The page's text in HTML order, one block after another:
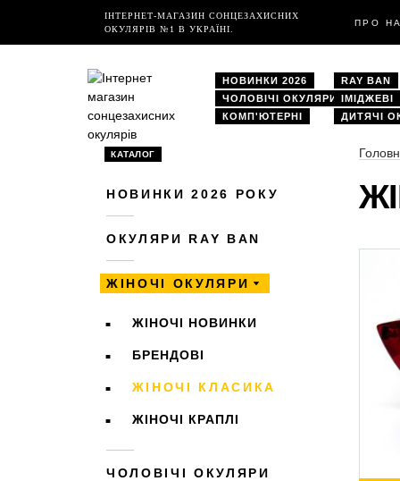
ІНТЕРНЕТ-МАГАЗИН СОНЦЕЗАХИСНИХ
ОКУЛЯРІВ №1 В УКРАЇНІ.
ПРО
НОВИНКИ 2026
RAY BAN
ЧОЛОВІЧІ ОКУЛЯРИ
ІМІДЖЕВІ
КОМП'ЮТЕРНІ
ДИТЯЧІ
КАТАЛОГ
НОВИНКИ 2026 РОКУ
ОКУЛЯРИ RAY BAN
ЖІНОЧІ ОКУЛЯРИ
ЖІНОЧІ НОВИНКИ
БРЕНДОВІ
ЖІНОЧІ КЛАСИКА
ЖІНОЧІ КРАПЛІ
ЧОЛОВІЧІ ОКУЛЯРИ